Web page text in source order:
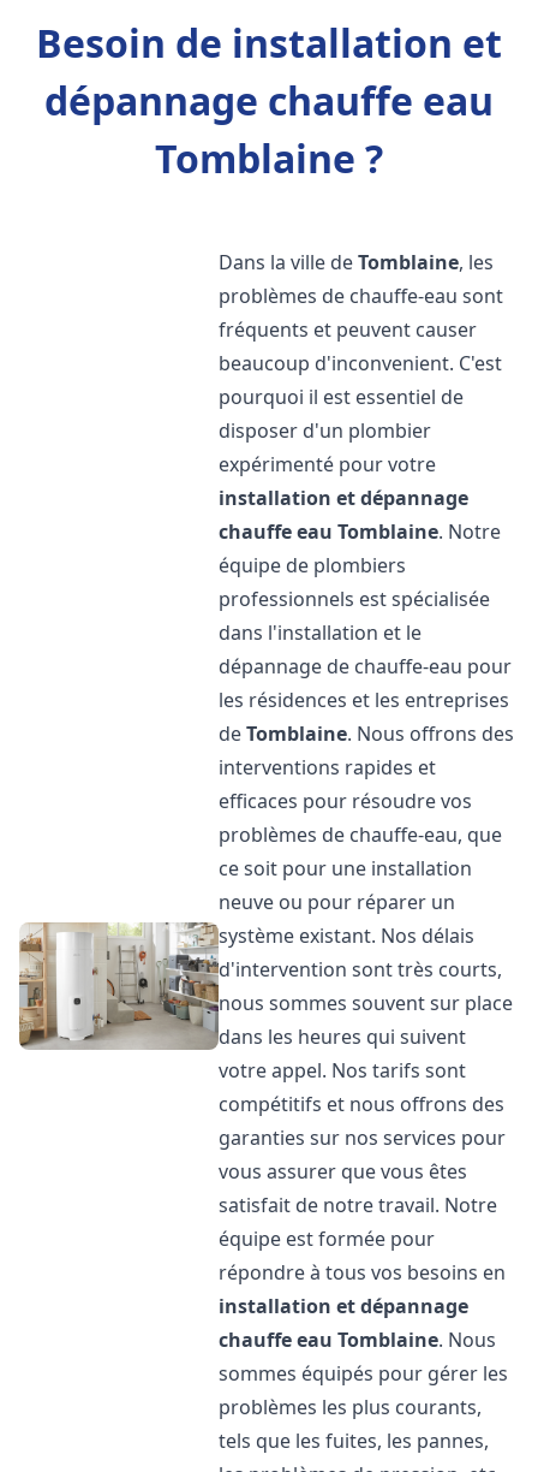
Besoin de installation et
dépannage chauffe eau
Tomblaine ?
Dans la ville deTomblaine, les
problèmes de chauffe-eau sont
fréquents et peuvent causer
beaucoup d'inconvenient. C'est
pourquoi il est essentiel de
disposer d'un plombier
expérimenté pour votre
installation et dépannage
chauffe eau Tomblaine. Notre
équipe de plombiers
professionnels est spécialisée
dans l'installation et le
dépannage de chauffe-eau pour
les résidences et les entreprises
deTomblaine. Nous offrons des
interventions rapides et
efficaces pour résoudre vos
problèmes de chauffe-eau, que
ce soit pour une installation
neuve ou pour réparer un
système existant. Nos délais
d'intervention sont très courts,
nous sommes souvent sur place
dans les heures qui suivent
votre appel. Nos tarifs sont
compétitifs et nous offrons des
garanties sur nos services pour
vous assurer que vous êtes
satisfait de notre travail. Notre
équipe est formée pour
répondre à tous vos besoins en
installation et dépannage
chauffe eau Tomblaine. Nous
sommes équipés pour gérer les
problèmes les plus courants,
tels que les fuites, les pannes,